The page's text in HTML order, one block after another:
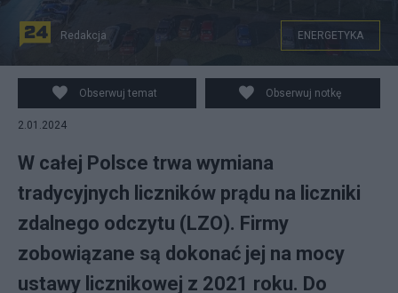
W całej Polsce trwa wymiana tradycyjnych liczników
prądu na liczniki zdalnego odczytu (LZO).
Redakcja ENERGETYKA
Obserwuj temat Obserwuj notkę
2.01.2024
W całej Polsce trwa wymiana
tradycyjnych liczników prądu na liczniki
zdalnego odczytu (LZO). Firmy
zobowiązane są dokonać jej na mocy
ustawy licznikowej z 2021 roku. Do